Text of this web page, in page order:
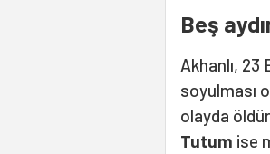
Beş
Akhanlı,
soyulması
olayda
Tutum ise